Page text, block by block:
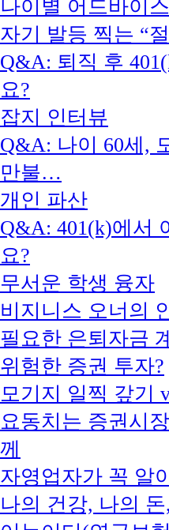
나이별 어드바이스
자기 발등 찍는 “
Q&A: 퇴직 후
요?
잡지 인터뷰
Q&A: 나이 60세,
만불…
개인 파산
Q&A: 401(k)에서
요?
무서운 학생 융자
비지니스 오너의
필요한 은퇴자금
위험한 증권 투자?
모기지 일찍 갚기
요동치는 증권시
께
자영업자가 꼭 알
나의 건강, 나의